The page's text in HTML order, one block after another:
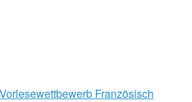
Französisch